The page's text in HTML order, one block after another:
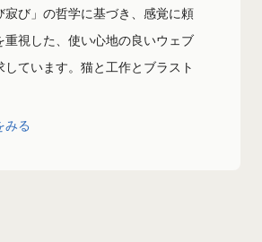
寂び」の哲学に基づき、感覚に頼
重視した、使い心地の良いウェブ
ています。猫と工作とブラスト
みる